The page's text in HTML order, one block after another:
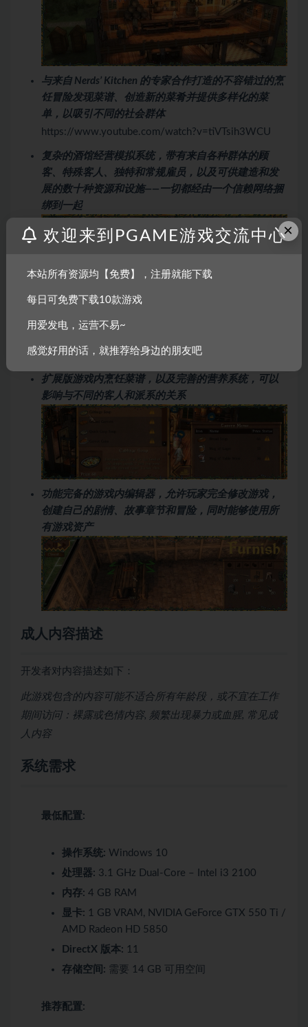
与来自 Nerds’ Kitchen 的专家合作打造的不容错过的烹
饪冒险发现菜谱、创造新的菜肴并提供多样化的菜
单，以吸引不同的社会群体
https://www.youtube.com/watch?v=tiVTsih3WCU
复杂的酒馆经营模拟系统，带有来自各种群体的顾
客、特殊客人、独特和常规雇员，以及可供建造和发
展的数十种资源和设施——一切都经由一个信赖网络捆
绑到一起
由包括 Marcin Przyby?owicz（巫师 3）在内的天才团
队创作，使用来自不同文化和时代的传统民间乐器录
https://www.youtube.com/watch?v=V_IMHY2nRNA
扩展版游戏内烹饪菜谱，以及完善的营养系统，可以
影响与不同的客人和派系的关系
功能完备的游戏内编辑器，允许玩家完全修改游戏，
创建自己的剧情、故事章节和冒险，同时能够使用所
有游戏资产
成人内容描述
开发者对内容描述如下：
此游戏包含的内容可能不适合所有年龄段，或不宜在工作
期间访问：裸露或色情内容, 频繁出现暴力或血腥, 常见成
人内容
系统需求
最低配置:
操作系统: Windows 10
处理器: 3.1 GHz Dual-Core – Intel i3 2100
内存: 4 GB RAM
显卡: 1 GB VRAM, NVIDIA GeForce GTX 550 Ti /
AMD Radeon HD 5850
DirectX 版本: 11
存储空间: 需要 14 GB 可用空间
推荐配置:
×
欢迎来到PGAME游戏交流中心
本站所有资源均【免费】，注册就能下载
每日可免费下载10款游戏
用爱发电，运营不易~
感觉好用的话，就推荐给身边的朋友吧